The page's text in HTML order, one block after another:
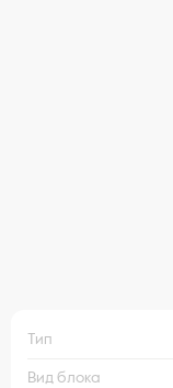
Тип
Вид блока